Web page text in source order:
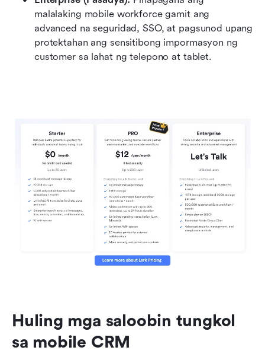
malalaking mobile workforce gamit ang
advanced na seguridad, SSO, at pagsunod upang
protektahan ang sensitibong impormasyon ng
customer sa lahat ng telepono at tablet.
Huling mga saloobin tungkol
sa mobile CRM